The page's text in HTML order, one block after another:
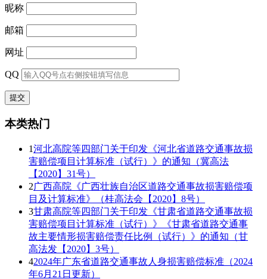
昵称
邮箱
网址
QQ
本类热门
1河北高院等四部门关于印发《河北省道路交通事故损
害赔偿项目计算标准（试行）》的通知（冀高法
【2020】31号）
2广西高院《广西壮族自治区道路交通事故损害赔偿项
目及计算标准》（桂高法会【2020】8号）
3甘肃高院等四部门关于印发《甘肃省道路交通事故损
害赔偿项目计算标准（试行）》《甘肃省道路交通事
故主要情形损害赔偿责任比例（试行）》的通知（甘
高法发【2020】3号）
42024年广东省道路交通事故人身损害赔偿标准（2024
年6月21日更新）